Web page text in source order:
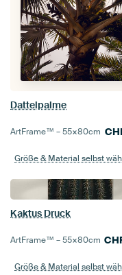
Dattelpalme
ArtFrame™ –55×80cm
Größe & Material selbst
Kaktus Druck
ArtFrame™ –55×80cm
Größe & Material selbst